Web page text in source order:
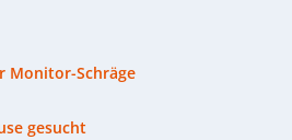
Monitor-Schräge
gesucht